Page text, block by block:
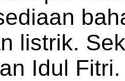
listrik.
Idul Fitri.